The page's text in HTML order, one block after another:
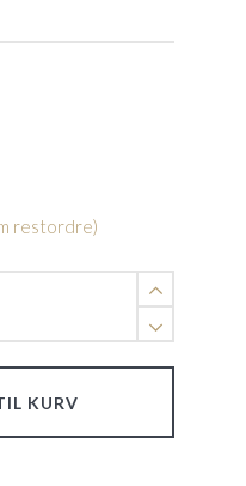
restordre)
KURV